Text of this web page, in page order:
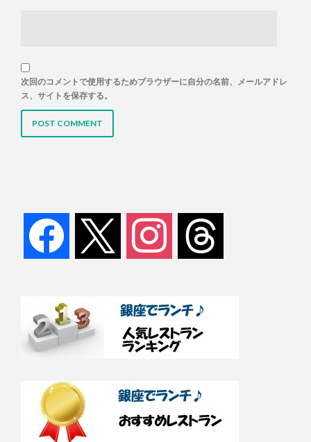
次回のコメントで使用するためブラウザーに自分の名前、メールアドレ
ス、サイトを保存する。
facebook instagram threads